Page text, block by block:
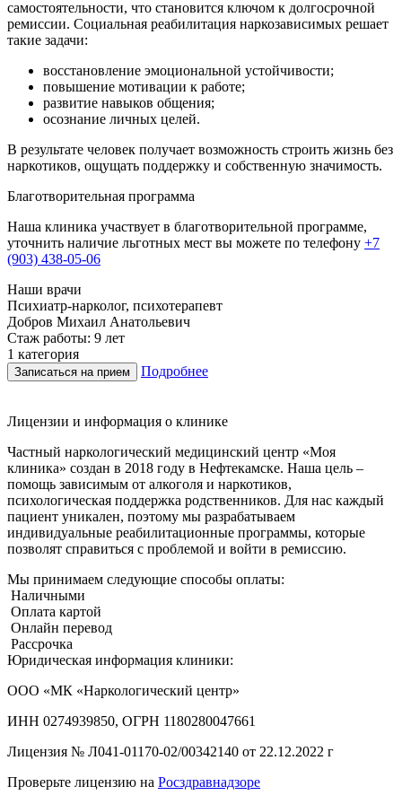
самостоятельности, что становится ключом к долгосрочной
ремиссии. Социальная реабилитация наркозависимых решает
такие задачи:
восстановление эмоциональной устойчивости;
повышение мотивации к работе;
развитие навыков общения;
осознание личных целей.
В результате человек получает возможность строить жизнь без
наркотиков, ощущать поддержку и собственную значимость.
Благотворительная программа
Наша клиника участвует в благотворительной программе,
уточнить наличие льготных мест вы можете по телефону +7
(903) 438-05-06
Наши врачи
Психиатр-нарколог, психотерапевт
Добров Михаил Анатольевич
Стаж работы: 9 лет
1 категория
Записаться на прием Подробнее
Лицензии и информация о клинике
Частный наркологический медицинский центр «Моя
клиника» создан в 2018 году в Нефтекамске. Наша цель –
помощь зависимым от алкоголя и наркотиков,
психологическая поддержка родственников. Для нас каждый
пациент уникален, поэтому мы разрабатываем
индивидуальные реабилитационные программы, которые
позволят справиться с проблемой и войти в ремиссию.
Мы принимаем следующие способы оплаты:
Наличными
Оплата картой
Онлайн перевод
Рассрочка
Юридическая информация клиники:
ООО «МК «Наркологический центр»
ИНН 0274939850, ОГРН 1180280047661
Лицензия № Л041-01170-02/00342140 от 22.12.2022 г
Проверьте лицензию на Росздравнадзоре